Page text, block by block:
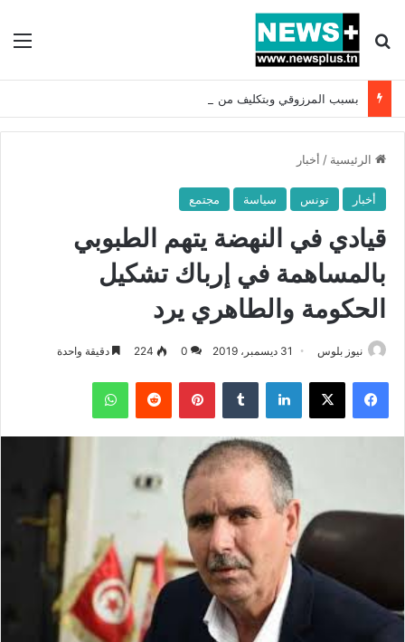
بحث عن
الرئيسية / أخبار
أخبار تونس سياسة مجتمع
قيادي في النهضة يتهم الطبوبي
بالمساهمة في إرباك تشكيل
الحكومة والطاهري يرد
نيوز بلوس 31 ديسمبر، 2019 0
224 دقيقة واحدة
فيسبوك X لينكدإن بينتيريست واتساب